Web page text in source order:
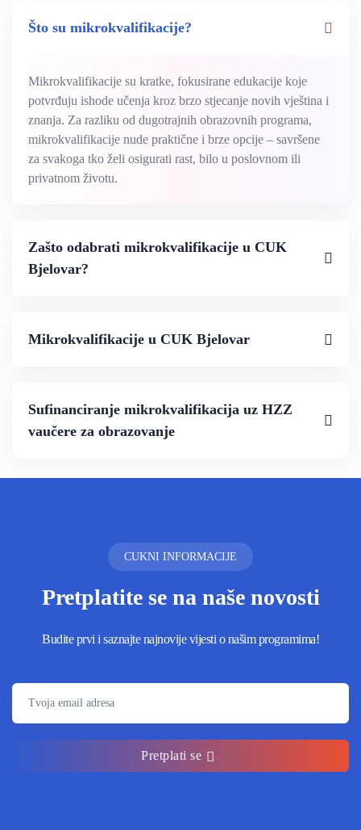
Što su mikrokvalifikacije?
Mikrokvalifikacije su kratke, fokusirane edukacije koje
potvrđuju ishode učenja kroz brzo stjecanje novih vještina i
znanja. Za razliku od dugotrajnih obrazovnih programa,
mikrokvalifikacije nude praktične i brze opcije – savršene
za svakoga tko želi osigurati rast, bilo u poslovnom ili
privatnom životu.
Zašto odabrati mikrokvalifikacije u CUK
Bjelovar?
Mikrokvalifikacije u CUK Bjelovar
Sufinanciranje mikrokvalifikacija uz HZZ
vaučere za obrazovanje
CUKNI INFORMACIJE
Pretplatite se na naše novosti
Budite prvi i saznajte najnovije vijesti o našim programima!
Pretplati se